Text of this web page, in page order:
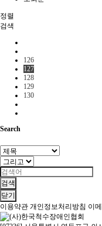
정렬
검색
126
127
128
129
130
Search
검색
닫기
이용약관 개인정보처리방침 이